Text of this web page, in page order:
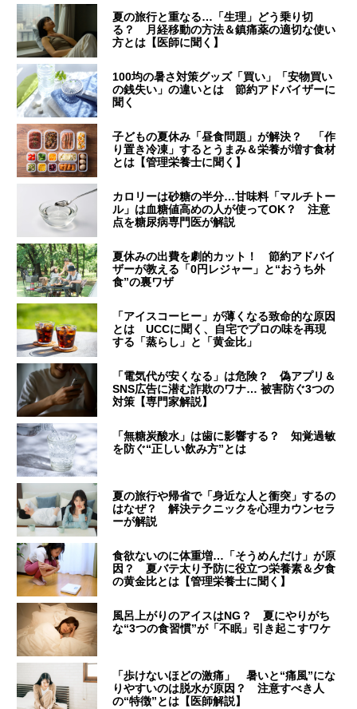
夏の旅行と重なる…「生理」どう乗り切
る？ 月経移動の方法＆鎮痛薬の適切な使い
方とは【医師に聞く】
100均の暑さ対策グッズ「買い」「安物買い
の銭失い」の違いとは 節約アドバイザーに
聞く
子どもの夏休み「昼食問題」が解決？ 「作
り置き冷凍」するとうまみ＆栄養が増す食材
とは【管理栄養士に聞く】
カロリーは砂糖の半分…甘味料「マルチトー
ル」は血糖値高めの人が使ってOK？ 注意
点を糖尿病専門医が解説
夏休みの出費を劇的カット！ 節約アドバイ
ザーが教える「0円レジャー」と“おうち外
食”の裏ワザ
「アイスコーヒー」が薄くなる致命的な原因
とは UCCに聞く、自宅でプロの味を再現
する「蒸らし」と「黄金比」
「電気代が安くなる」は危険？ 偽アプリ＆
SNS広告に潜む詐欺のワナ… 被害防ぐ3つの
対策【専門家解説】
「無糖炭酸水」は歯に影響する？ 知覚過敏
を防ぐ“正しい飲み方”とは
夏の旅行や帰省で「身近な人と衝突」するの
はなぜ？ 解決テクニックを心理カウンセラ
ーが解説
食欲ないのに体重増…「そうめんだけ」が原
因？ 夏バテ太り予防に役立つ栄養素＆夕食
の黄金比とは【管理栄養士に聞く】
風呂上がりのアイスはNG？ 夏にやりがち
な“3つの食習慣”が「不眠」引き起こすワケ
「歩けないほどの激痛」 暑いと“痛風”にな
りやすいのは脱水が原因？ 注意すべき人
の“特徴”とは【医師解説】